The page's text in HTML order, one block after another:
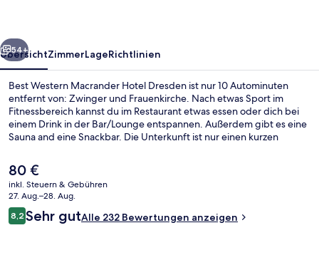
Weiter
54+
ÜbersichtZimmerLageRichtlinien
Best Western Macrander Hotel Dresden ist nur 10 Autominuten
entfernt von: Zwinger und Frauenkirche. Nach etwas Sport im
Fitnessbereich kannst du im Restaurant etwas essen oder dich bei
einem Drink in der Bar/Lounge entspannen. Außerdem gibt es eine
Sauna and eine Snackbar. Die Unterkunft ist nur einen kurzen
Bahn läuft man 6 Minuten (Station Stauffenbergallee) bzw. 7
Minuten (Station Tannenstraße).
Der
aktuelle
Preis
beträgt
80 €.
80 €
inkl. Steuern & Gebühren
27. Aug.–28. Aug.
Bewertungen
8,28,2 von 10.
Sehr gutAlle 232 Bewertungen anzeigen